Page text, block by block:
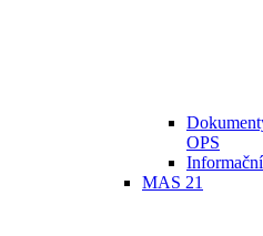
OPS
MAS 21